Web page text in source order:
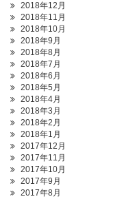
2018年12月
2018年11月
2018年10月
2018年9月
2018年8月
2018年7月
2018年6月
2018年5月
2018年4月
2018年3月
2018年2月
2018年1月
2017年12月
2017年11月
2017年10月
2017年9月
2017年8月